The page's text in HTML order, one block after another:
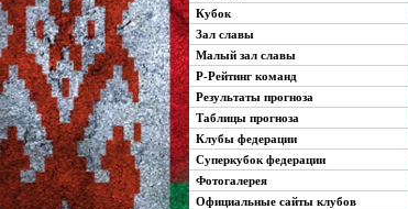
Кубок
Зал славы
Малый зал славы
Р-Рейтинг команд
Результаты прогноза
Таблицы прогноза
Клубы федерации
Суперкубок федерации
Фотогалерея
Официальные сайты клубов